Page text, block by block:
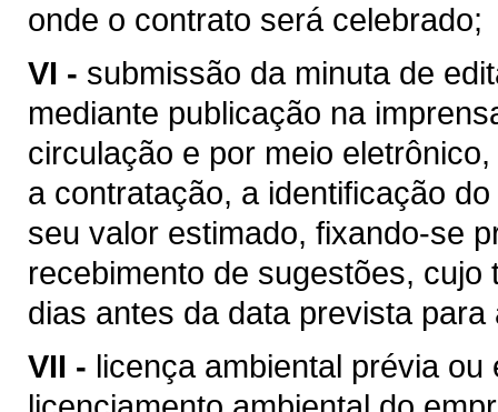
onde o contrato será celebrado;
VI - submissão da minuta de
mediante publicação na
circulação e por meio
a contratação, a identificação
seu valor estimado, fixando-se
recebimento de sugestões,
dias antes da data prevista
VII - licença ambiental prévia